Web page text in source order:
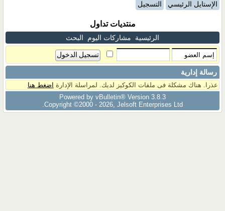
الإستايل الرئيسي التسجيل
منتديات تداول
الرئيسية مشاركات اليوم البحث
رسالة إدارية
عذرا. هناك مشكلة فى ملفات الكوكيز لديك. لمراسلة الإدارة اضغط هنا
Powered by vBulletin® Version 3.8.3
Copyright ©2000 - 2026, Jelsoft Enterprises Ltd.